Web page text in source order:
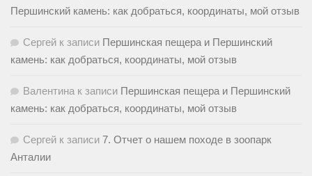
Першинский камень: как добраться, координаты, мой отзыв
Сергей к записи Першинская пещера и Першинский
камень: как добраться, координаты, мой отзыв
Валентина к записи Першинская пещера и Першинский
камень: как добраться, координаты, мой отзыв
Сергей к записи 7. Отчет о нашем походе в зоопарк
Анталии